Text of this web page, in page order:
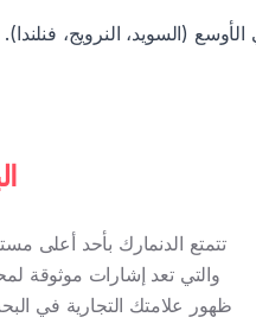
(السويد، النرويج، فنلندا).
والتي تعد إشارات موثوقة
ظهور علامتك التجارية في